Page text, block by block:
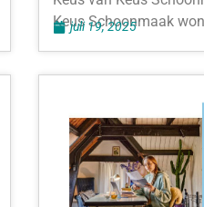
Keus Schoonmaak
juli 19, 2025